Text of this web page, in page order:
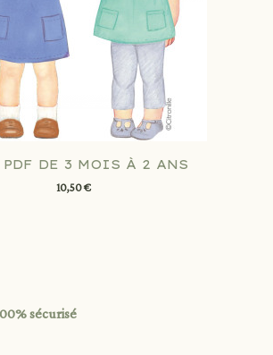
PDF DE 3 MOIS À 2 ANS
10,50 €
sécurisé